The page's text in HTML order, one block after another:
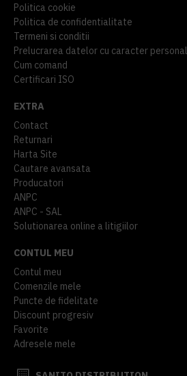
Politica cookie
Politica de confidentialitate
Termeni si conditii
Prelucrarea datelor cu caracter personal
Cum comand
Certificari ISO
EXTRA
Contact
Returnari
Harta Site
Cautare avansata
Producatori
ANPC
ANPC - SAL
Solutionarea online a litigiilor
CONTUL MEU
Contul meu
Comenzile mele
Puncte de fidelitate
Discount progresiv
Favorite
Adresele mele